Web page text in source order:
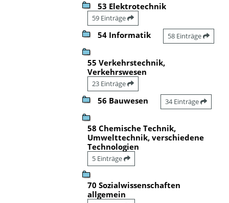
53 Elektrotechnik
59 Einträge
54 Informatik 58 Einträge
55 Verkehrstechnik,
Verkehrswesen
23 Einträge
56 Bauwesen 34 Einträge
58 Chemische Technik,
Umwelttechnik, verschiedene
Technologien
5 Einträge
70 Sozialwissenschaften
allgemein